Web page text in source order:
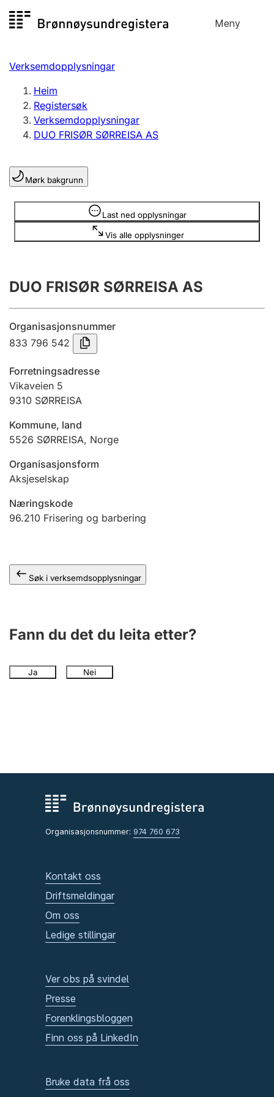
til
Meny
Registersøk
Aksjeselskap
Enkeltpersonføretak
Registrere, endre, slette
Lag og foreining
Registrere, endre, slette
Årsrekneskap
Innsending og forseinkingsgebyr
Jeger
Ektepaktrettleiaren
Andre tema
Verksemdopplysningar
Heim
Registersøk
Verksemdopplysningar
DUO FRISØR SØRREISA AS
Mørk bakgrunn
Last ned opplysningar
Vis alle opplysninger
Opplysninger er skjult
DUO FRISØR SØRREISA AS
Organisasjonsnummer
833 796 542
Forretningsadresse
Vikaveien 5
9310 SØRREISA
Kommune, land
5526 SØRREISA, Norge
Organisasjonsform
Aksjeselskap
Næringskode
96.210 Frisering og barbering
Søk i verksemdsopplysningar
Fann du det du leita etter?
Ja Nei
Organisasjonsnummer: 974 760 673
Kontakt oss
Driftsmeldingar
Om oss
Ledige stillingar
Ver obs på svindel
Presse
Forenklingsbloggen
Finn oss på LinkedIn
Bruke data frå oss